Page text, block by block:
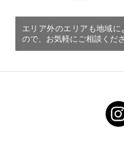
エリア外のエリアも地域
ので、お気軽にご相談くださ